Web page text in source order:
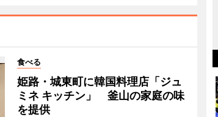
食べる
姫路・城東町に韓国料理店「ジュ
ミネ キッチン」 釜山の家庭の味
を提供